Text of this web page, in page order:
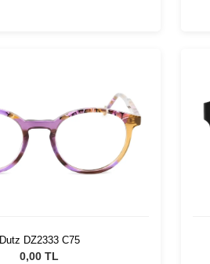
Dutz DZ2333 C75
0,00 TL